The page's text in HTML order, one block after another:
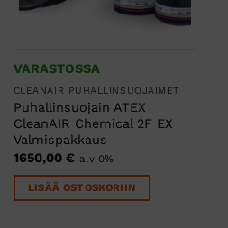
VARASTOSSA
CLEANAIR PUHALLINSUOJAIMET
Puhallinsuojain ATEX
CleanAIR Chemical 2F EX
Valmispakkaus
1650,00 € alv 0%
LISÄÄ OSTOSKORIIN